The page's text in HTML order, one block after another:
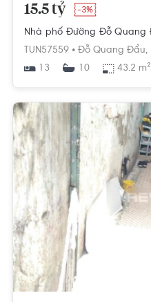
15.5 tỷ -3%
TUN57559 • Đỗ Quang Đẩu,
13
10 43.2 m²